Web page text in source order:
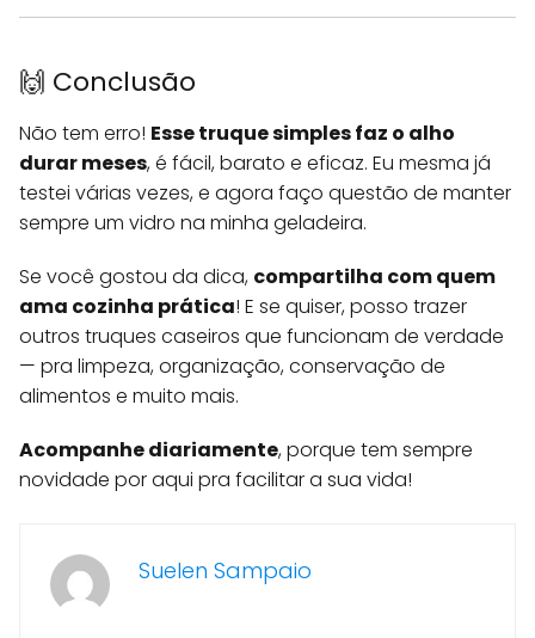
🙌 Conclusão
Não tem erro! Esse truque simples faz o alho
durar meses, é fácil, barato e eficaz. Eu mesma já
testei várias vezes, e agora faço questão de manter
sempre um vidro na minha geladeira.
Se você gostou da dica, compartilha com quem
ama cozinha prática! E se quiser, posso trazer
outros truques caseiros que funcionam de verdade
— pra limpeza, organização, conservação de
alimentos e muito mais.
Acompanhe diariamente, porque tem sempre
novidade por aqui pra facilitar a sua vida!
Suelen Sampaio